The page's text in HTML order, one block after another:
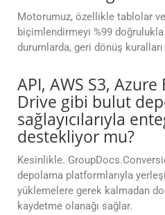
Motorumuz, özellikle tablolar
biçimlendirmeyi %99
durumlarda, geri dönüş
API, AWS S3,
Drive gibi bulut
sağlayıcılarıyla
destekliyor mu?
Kesinlikle.
depolama platformlarıyla
yüklemelere gerek kalmadan
kaydetme olanağı sağlar.